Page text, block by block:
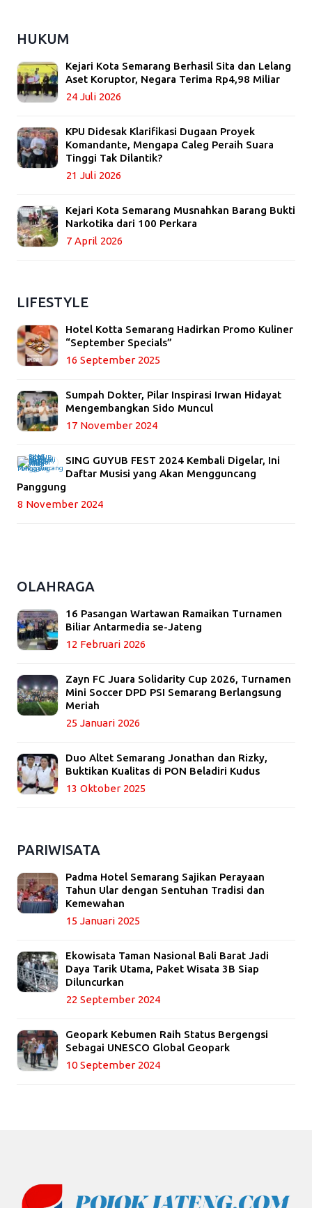
HUKUM
Kejari Kota Semarang Berhasil Sita dan Lelang
Aset Koruptor, Negara Terima Rp4,98 Miliar
24 Juli 2026
KPU Didesak Klarifikasi Dugaan Proyek
Komandante, Mengapa Caleg Peraih Suara
Tinggi Tak Dilantik?
21 Juli 2026
Kejari Kota Semarang Musnahkan Barang Bukti
Narkotika dari 100 Perkara
7 April 2026
LIFESTYLE
Hotel Kotta Semarang Hadirkan Promo Kuliner
“September Specials”
16 September 2025
Sumpah Dokter, Pilar Inspirasi Irwan Hidayat
Mengembangkan Sido Muncul
17 November 2024
SING GUYUB FEST 2024 Kembali Digelar, Ini
Daftar Musisi yang Akan Mengguncang
Panggung
8 November 2024
OLAHRAGA
16 Pasangan Wartawan Ramaikan Turnamen
Biliar Antarmedia se-Jateng
12 Februari 2026
Zayn FC Juara Solidarity Cup 2026, Turnamen
Mini Soccer DPD PSI Semarang Berlangsung
Meriah
25 Januari 2026
Duo Altet Semarang Jonathan dan Rizky,
Buktikan Kualitas di PON Beladiri Kudus
13 Oktober 2025
PARIWISATA
Padma Hotel Semarang Sajikan Perayaan
Tahun Ular dengan Sentuhan Tradisi dan
Kemewahan
15 Januari 2025
Ekowisata Taman Nasional Bali Barat Jadi
Daya Tarik Utama, Paket Wisata 3B Siap
Diluncurkan
22 September 2024
Geopark Kebumen Raih Status Bergengsi
Sebagai UNESCO Global Geopark
10 September 2024